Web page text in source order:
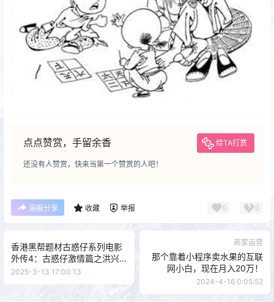
点点赞赏，手留余香 给TA打赏
还没有人赞赏，快来当第一个赞赏的人吧！
海报分享 收藏 举报 0 0
香港黑帮题材古惑仔系列电影
外传4：古惑仔激情篇之洪兴
大飞哥
2025-3-13 17:00:13
商家运营
那个靠着小程序卖水果的互联
网小白，现在月入20万！
2024-4-16 0:05:52